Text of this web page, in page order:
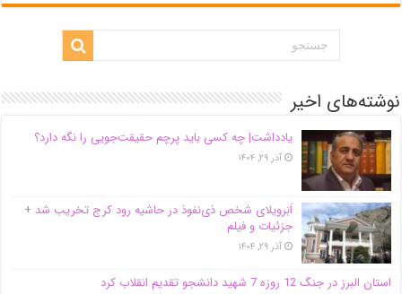
نوشته‌های اخیر
یادداشت| ‌چه کسی باید پرچم حقیقت‌جویی را نگه دارد؟
آذر ۲۹, ۱۴۰۴
اَبَر‌ویلای شخص ذی‌نفوذ در حاشیه‌ رود کرج تخریب شد +
جزئیات و فیلم
آذر ۲۹, ۱۴۰۴
استان البرز در جنگ 12 روزه 7 شهید دانشجو تقدیم انقلاب کرد